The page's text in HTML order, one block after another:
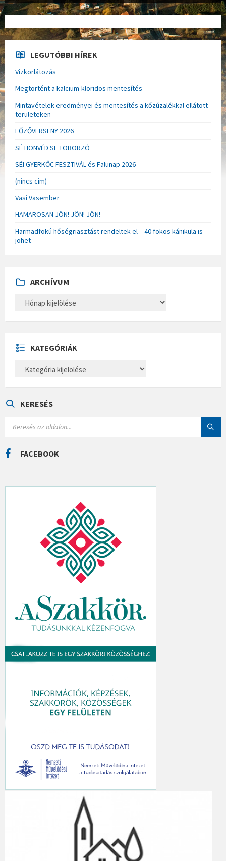
LEGUTÓBBI HÍREK
Vízkorlátozás
Megtörtént a kalcium-kloridos mentesítés
Mintavételek eredményei és mentesítés a kőzúzalékkal ellátott
területeken
FŐZŐVERSENY 2026
SÉ HONVÉD SE TOBORZÓ
SÉI GYERKŐC FESZTIVÁL és Falunap 2026
(nincs cím)
Vasi Vasember
HAMAROSAN JÖN! JÖN! JÖN!
Harmadfokú hőségriasztást rendeltek el – 40 fokos kánikula is
jöhet
ARCHÍVUM
H
U
M
KATEGÓRIÁK
E
Á
KERESÉS
C
H
FACEBOOK